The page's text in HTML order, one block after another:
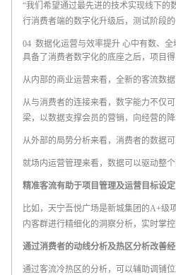
“我们希望通过最先进的技术实现线下
行消费者端的数字化升级后，测试阶段
04 数据化运营与效率提升 心中有数、全
具备了消费者数字化的底座之后，项目
从内部的商业运营来看，全新的客流数
从与消费者的连接来看，数字能力不仅
梁，以数据支撑会员的营销，向经营的降
从外部的局势分析来看，消费者的数据
就场内运营管理来看，数据可以驱动整
精准客流有助于项目管理及运营目标设定
比如，天宁吾悦广场是新城集团的A+级
内客群进行精细化的洞察分析，实时掌
通过消费者的动线分析及热区分析改善
通过客流冷热区的分析，可以辅助调铺